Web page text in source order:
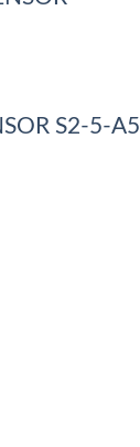
S2-5-A5